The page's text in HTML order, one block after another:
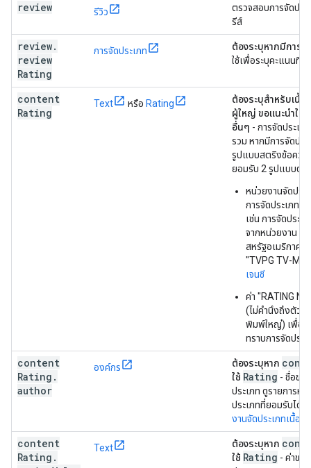
review รีวิว
ตรวจสอบการจัดประ
รีส์
review.
review
Rating
การจัดประเภท
ต้องระบุหากมีการร
ใช้เพื่อระบุคะแนนที่ให้
content
Rating
Text หรือ Rating
ต้องระบุสำหรับเนื้อ
ผู้ใหญ่ ขอแนะนำให้
อื่นๆ - การจัดประเภ
รวม หากมีการจัดประ
รูปแบบสตริงข้อควา
ยอมรับ 2 รูปแบบต่อ
หน่วยงานจัดประ
การจัดประเภทโ
เช่น การจัดประ
จากหน่วยงาน
สหรัฐอเมริกาคว
"TVPG TV-
เจนซี
ค่า "RATING
(ไม่คำนึงถึงตัวพิ
พิมพ์ใหญ่) เพื่อร
ทราบการจัดประ
content
Rating .
author
องค์กร ต้องระบุหาก
ใช้ Rating - ชื่อขอ
ประเภท ดูรายการห
ประเภทที่ยอมรับได้ใ
งานจัดประเภทเนื้อหา
content
Rating .
Text ต้องระบุหาก
ใช้ Rating - ค่าขอ